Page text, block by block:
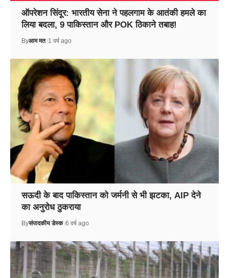
ऑपरेशन सिंदूर: भारतीय सेना ने पहलगाम के आतंकी हमले का
लिया बदला, 9 पाकिस्तान और POK ठिकाने तबाह!
Byआम मत 1 वर्ष ago
सऊदी के बाद पाकिस्तान को जर्मनी से भी झटका, AIP देने
का अनुरोध ठुकराया
Byसंपादकीय डेस्क 6 वर्ष ago